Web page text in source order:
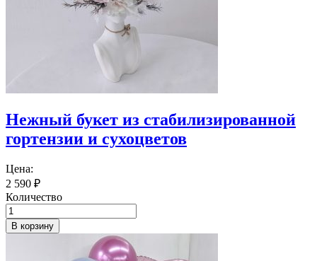
Нежный букет из стабилизированной
гортензии и сухоцветов
Цена:
2 590 ₽
Количество
В корзину